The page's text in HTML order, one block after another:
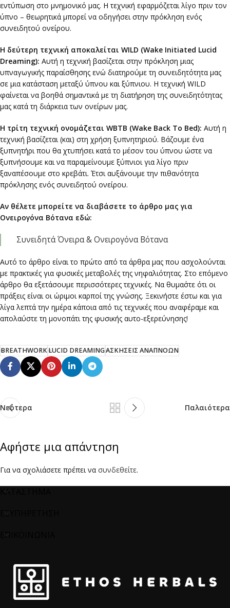
εντύπωση στο μνημονικό μας. Η τεχνική εφαρμόζεται λίγο πριν τον
ύπνο – θεωρητικά μπορεί να οδηγήσει στην πρόκληση ενός
συνειδητού ονείρου.
Η δεύτερη τεχνική αποκαλείται WILD (Wake Initiated Lucid
Dreaming): Αυτή η τεχνική βασίζεται στην πρόκληση μιας
υπναγωγικής παραίσθησης ενώ διατηρούμε τη συνειδητότητα μας
σε μια κατάσταση μεταξύ ύπνου και ξύπνιου. Η τεχνική WILD
φαίνεται να βοηθά σημαντικά με τη διατήρηση της συνειδητότητας
μας κατά τη διάρκεια των ονείρων μας.
Η τρίτη τεχνική ονομάζεται WBTB (Wake Back To Bed): Αυτή η
τεχνική βασίζεται (και) στη χρήση ξυπνητηριού. Βάζουμε ένα
ξυπνητήρι που θα χτυπήσει κατά το μέσον του ύπνου ώστε να
ξυπνήσουμε και να παραμείνουμε ξύπνιοι για λίγο πριν
ξαναπέσουμε στο κρεβάτι. Έτσι αυξάνουμε την πιθανότητα
πρόκλησης ενός συνειδητού ονείρου.
Αν θέλετε μπορείτε να διαβάσετε το άρθρο μας για
Ονειρογόνα Βότανα εδώ:
Συνειδητά Όνειρα & Ονειρογόνα Βότανα
Αυτό το άρθρο είναι το πρώτο από τα άρθρα μας που ασχολούνται
με πρακτικές για φυσικές μεταβολές της νηφαλιότητας. Στο επόμενο
άρθρο θα εξετάσουμε περισσότερες τεχνικές. Να θυμα΄στε ότι οι
πράξεις είναι οι ώριμοι καρποί της γνώσης. Ξεκινήστε έστω και για
λίγα λεπτά την ημέρα κάποια από τις τεχνικές που αναφέραμε και
απολαύστε τη μονοπάτι της φυσικής αυτο-εξερεύνησης!
BREATHWORKLUCID DREAMINGΑΣΚΗΣΕΙΣ ΑΝΑΠΝΟΩΝ
Νεότερα Παλαιότερα
Αφήστε μια απάντηση
Για να σχολιάσετε πρέπει να συνδεθείτε.
ΚΑΤΑΣΤΗΜΑ
ΕΞΥΠΗΡΕΤΗΣΗ
ΕΠΙΚΟΙΝΩΝΙΑ